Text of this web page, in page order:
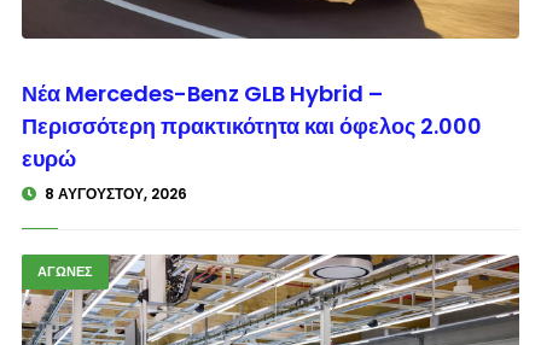
Νέα Mercedes-Benz GLB Hybrid –
Περισσότερη πρακτικότητα και όφελος 2.000
ευρώ
8 ΑΥΓΟΎΣΤΟΥ, 2026
ΑΓΩΝΕΣ